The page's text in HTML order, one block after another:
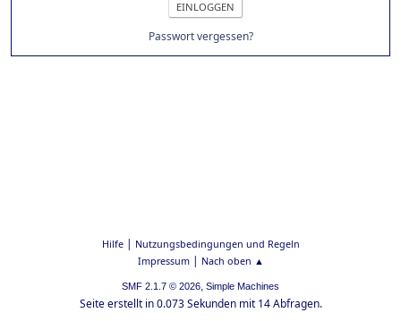
Passwort vergessen?
Hilfe| Nutzungsbedingungen und Regeln
Impressum| Nach oben ▲
SMF 2.1.7 © 2026, Simple Machines
Seite erstellt in 0.073 Sekunden mit 14 Abfragen.